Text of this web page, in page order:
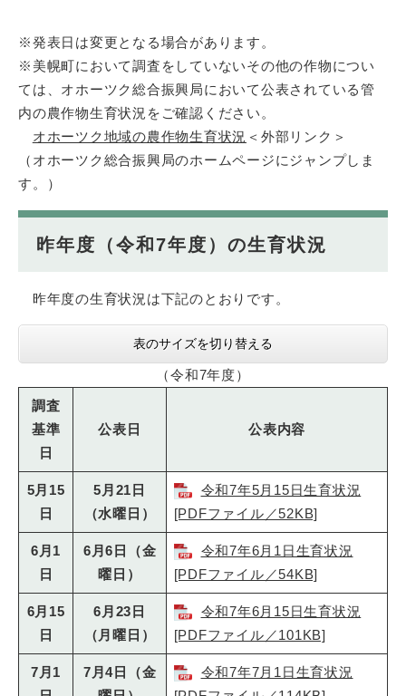
※発表日は変更となる場合があります。
※美幌町において調査をしていないその他の作物につい
ては、オホーツク総合振興局において公表されている管
内の農作物生育状況をご確認ください。
オホーツク地域の農作物生育状況​ ＜外部リンク＞
（オホーツク総合振興局のホームページにジャンプしま
す。）
昨年度（令和7年度）の生育状況
昨年度の生育状況は下記のとおりです。
表のサイズを切り替える
（令和7年度）
調査
基準
日
公表日 公表内容
5月15
日
5月21日
（水曜日）
令和7年5月15日生育状況
[PDFファイル／52KB]
6月1
日
6月6日（金
曜日）
令和7年6月1日生育状況
[PDFファイル／54KB]
6月15
日
6月23日
（月曜日）
令和7年6月15日生育状況
[PDFファイル／101KB]
7月1
7月4日（金
令和7年7月1日生育状況